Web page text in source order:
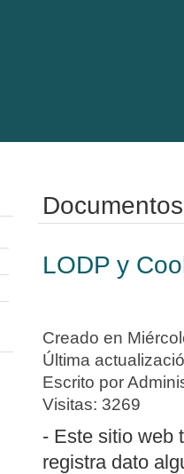
LODP y
Creado en
Última
Escrito por
Visitas: 3269
- Este sitio web
registra dato